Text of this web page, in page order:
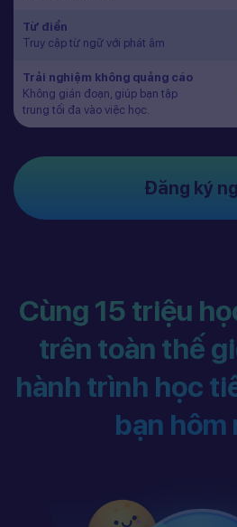
Từ điển
Truy cập từ ngữ với phát âm
Trải nghiệm không quảng cáo
Không gián đoạn, giúp bạn tập
trung tối đa vào việc học.
Đăng ký
Cùng 15 triệu
trên toàn thế
hành trình học
bạn hôm